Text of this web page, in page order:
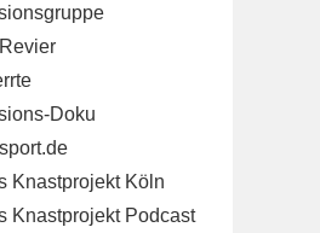
Doku
Knastprojekt Köln
Knastprojekt Podcast